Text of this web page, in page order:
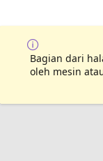
Bagian dari
oleh mesin